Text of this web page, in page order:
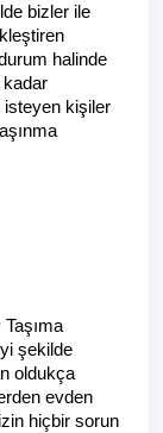
bizler ile
halinde
kadar
isteyen kişiler
şekilde
oldukça
evden
hiçbir sorun